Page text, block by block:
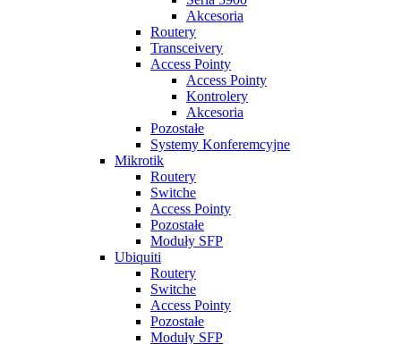
Akcesoria
Routery
Transceivery
Access Pointy
Access Pointy
Kontrolery
Akcesoria
Pozostałe
Systemy Konferemcyjne
Mikrotik
Routery
Switche
Access Pointy
Pozostałe
Moduły SFP
Ubiquiti
Routery
Switche
Access Pointy
Pozostałe
Moduły SFP